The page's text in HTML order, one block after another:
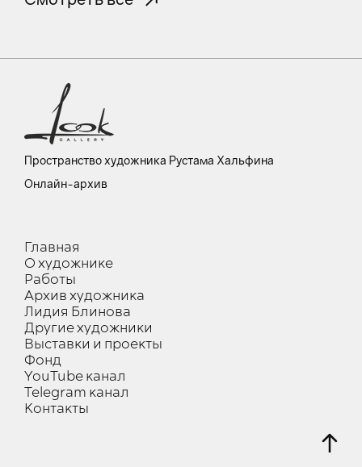
Пространство художника Рустама Хальфина
Онлайн-архив
Главная
О художнике
Работы
Архив художника
Лидия Блинова
Другие художники
Выставки и проекты
Фонд
YouTube канал
Telegram канал
Контакты